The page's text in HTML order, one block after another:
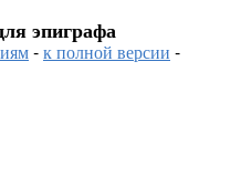
эпиграфа
-к полной версии -